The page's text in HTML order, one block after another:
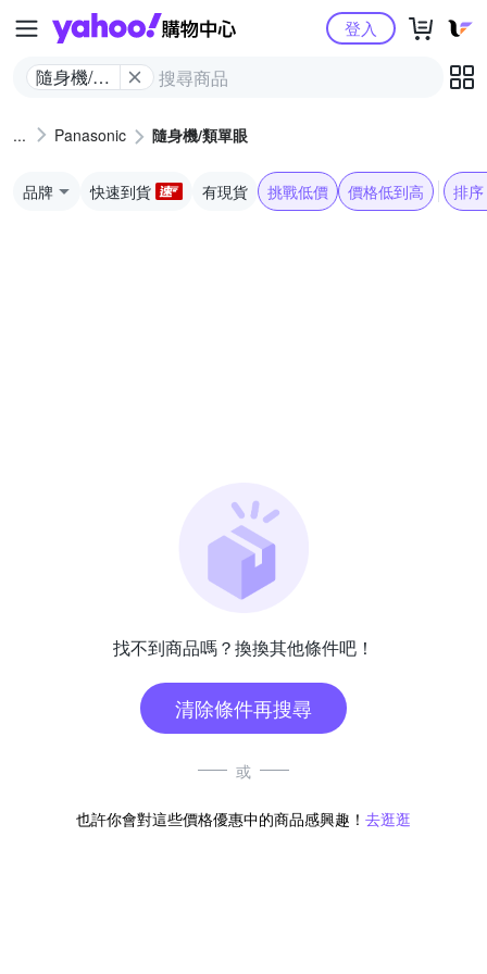
Yahoo購物中心
隨身機/類
登入
Panasonic 隨身機/類單眼
品牌 快速到貨 有現貨 挑戰低價 價格低到高 排序
找不到商品嗎？換換其他條件吧！
清除條件再搜尋
或
也許你會對這些價格優惠中的商品感興趣！ 去逛逛